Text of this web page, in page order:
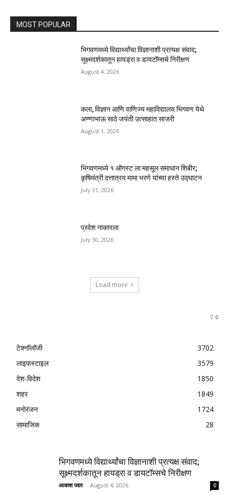
MOST POPULAR
भिगवणमध्ये विद्यार्थ्यांचा विज्ञानाशी प्रत्यक्ष संवाद;
सूक्ष्मदर्शकातून हायड्रा व डायटॉम्सचे निरीक्षण
August 4, 2026
कला, विज्ञान आणि वाणिज्य महाविद्यालय भिगवण येथे
अण्णाभाऊ साठे जयंती उत्साहात साजरी
August 1, 2026
भिगवणमध्ये १ ऑगस्ट ला महसूल समाधान शिबीर;
कृषिमंत्री दत्तात्रय मामा भरणे यांच्या हस्ते उद्घाटन
July 31, 2026
प्रवेश नाकारला
July 30, 2026
Load more
0
टेक्नॉलॉजी
3702
लाइफस्टाइल
3579
देश-विदेश
1850
शहर
1849
मनोरंजन
1724
सामाजिक
28
भिगवणमध्ये विद्यार्थ्यांचा विज्ञानाशी प्रत्यक्ष संवाद;
सूक्ष्मदर्शकातून हायड्रा व डायटॉम्सचे निरीक्षण
आकाश पवार - August 4, 2026 0